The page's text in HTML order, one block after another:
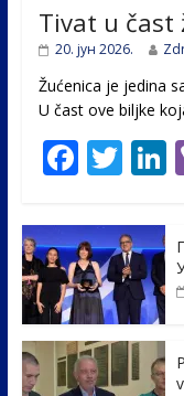
Tivat u čast
20. јун 2026.
Žućenica je jedina
U čast ovе biljke
F
e
b
o
o
k
T
itt
er